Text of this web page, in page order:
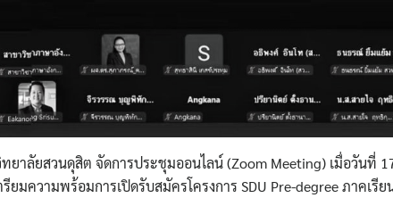
ยาลัยสวนดุสิต จัดการประชุมออนไลน์ (Zoom Meeting) เมื่อวันที่
ยมความพร้อมการเปิดรับสมัครโครงการ SDU Pre-degree ภาคเรีย